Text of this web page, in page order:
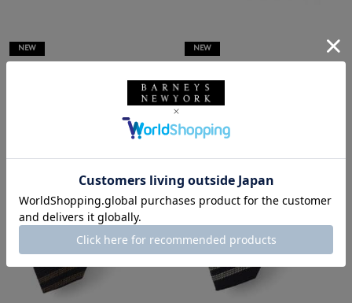
NEW
ギンガムチェック柄 メイクポーチ
NEW
ギンガムチェック柄 メイクポーチ